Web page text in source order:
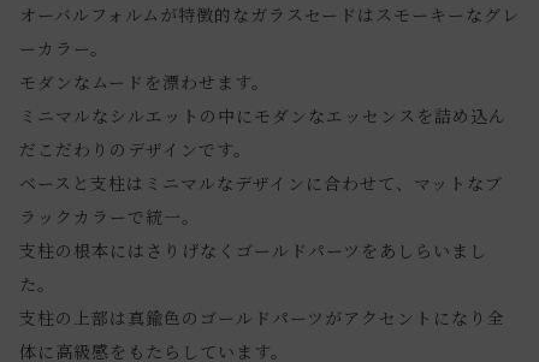
オーバルフォルムが特徴的なガラスセードはスモーキーなグレ
ーカラー。
モダンなムードを漂わせます。
ミニマルなシルエットの中にモダンなエッセンスを詰め込ん
だこだわりのデザインです。
ベースと支柱はミニマルなデザインに合わせて、マットなブ
ラックカラーで統一。
支柱の根本にはさりげなくゴールドパーツをあしらいまし
た。
支柱の上部は真鍮色のゴールドパーツがアクセントになり全
体に高級感をもたらしています。